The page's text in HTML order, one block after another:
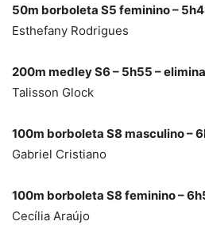
50m borboleta S5 feminino –
Esthefany Rodrigues
200m medley S6 – 5h55 –
Talisson Glock
100m borboleta S8 masculino –
Gabriel Cristiano
100m borboleta S8 feminino –
Cecília Araújo